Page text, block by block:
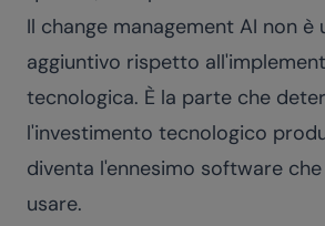
Il change management AI non è
aggiuntivo rispetto
tecnologica. È la parte che
l'investimento tecnologico
diventa l'ennesimo software
usare.